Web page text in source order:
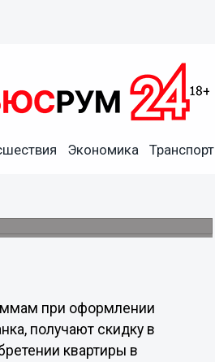
Экономика Транспорт
при оформлении
получают скидку в
квартиры в